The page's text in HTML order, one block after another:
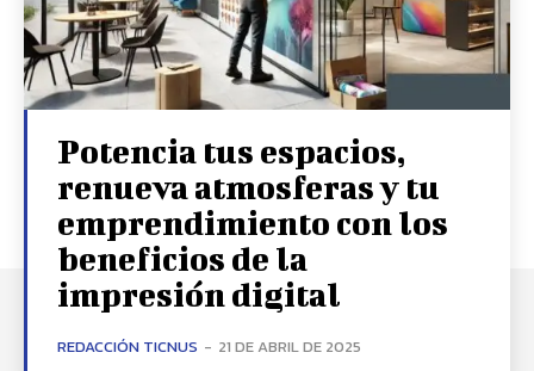
Potencia tus espacios,
renueva atmosferas y tu
emprendimiento con los
beneficios de la
impresión digital
REDACCIÓN TICNUS - 21 DE ABRIL DE 2025